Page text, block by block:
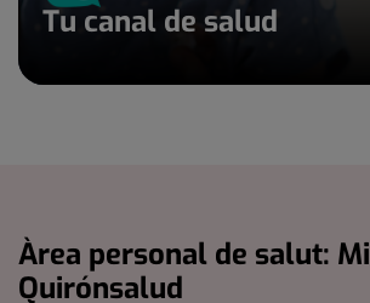
Tu canal de salud
Àrea personal de salut: Mi
Quirónsalud